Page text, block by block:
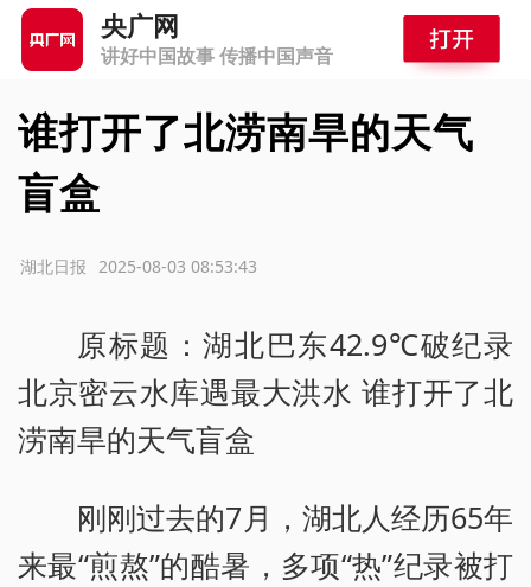
央广网
讲好中国故事 传播中国声音
谁打开了北涝南旱的天气
盲盒
2025-08-03 08:53:43
湖北日报
原标题：湖北巴东42.9℃破纪录
北京密云水库遇最大洪水 谁打开了北
涝南旱的天气盲盒
刚刚过去的7月，湖北人经历65年
来最“煎熬”的酷暑，多项“热”纪录被打